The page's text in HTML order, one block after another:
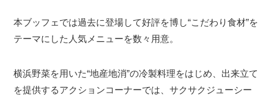
本ブッフェでは過去に登場して好評を博し“こだわり食材”を
テーマにした人気メニューを数々用意。
横浜野菜を用いた“地産地消”の冷製料理をはじめ、出来立て
を提供するアクションコーナーでは、サクサクジューシー